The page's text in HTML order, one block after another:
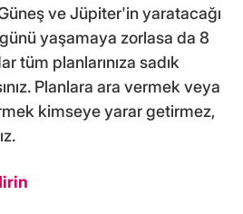
ve Jüpiter'in yaratacağı
yaşamaya zorlasa da 8
tüm planlarınıza sadık
Planlara ara vermek veya
kimseye yarar getirmez,